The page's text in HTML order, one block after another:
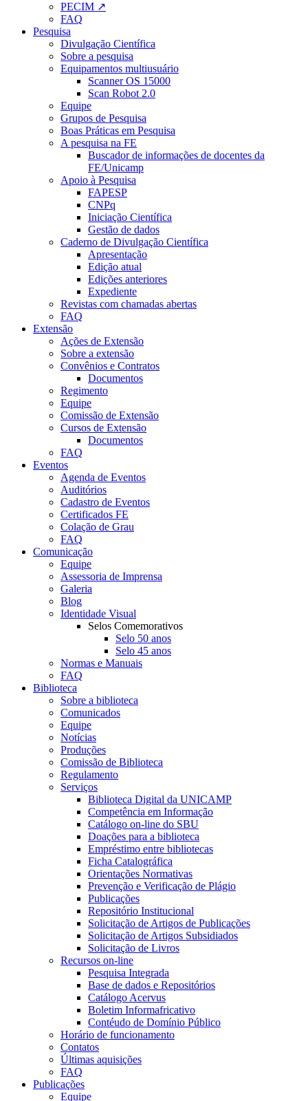
PECIM ↗
FAQ
Pesquisa
Divulgação Científica
Sobre a pesquisa
Equipamentos multiusuário
Scanner OS 15000
Scan Robot 2.0
Equipe
Grupos de Pesquisa
Boas Práticas em Pesquisa
A pesquisa na FE
Buscador de informações de docentes da
FE/Unicamp
Apoio à Pesquisa
FAPESP
CNPq
Iniciação Científica
Gestão de dados
Caderno de Divulgação Científica
Apresentação
Edição atual
Edições anteriores
Expediente
Revistas com chamadas abertas
FAQ
Extensão
Ações de Extensão
Sobre a extensão
Convênios e Contratos
Documentos
Regimento
Equipe
Comissão de Extensão
Cursos de Extensão
Documentos
FAQ
Eventos
Agenda de Eventos
Auditórios
Cadastro de Eventos
Certificados FE
Colação de Grau
FAQ
Comunicação
Equipe
Assessoria de Imprensa
Galeria
Blog
Identidade Visual
Selos Comemorativos
Selo 50 anos
Selo 45 anos
Normas e Manuais
FAQ
Biblioteca
Sobre a biblioteca
Comunicados
Equipe
Notícias
Produções
Comissão de Biblioteca
Regulamento
Serviços
Biblioteca Digital da UNICAMP
Competência em Informação
Catálogo on-line do SBU
Doações para a biblioteca
Empréstimo entre bibliotecas
Ficha Catalográfica
Orientações Normativas
Prevenção e Verificação de Plágio
Publicações
Repositório Institucional
Solicitação de Artigos de Publicações
Solicitação de Artigos Subsidiados
Solicitação de Livros
Recursos on-line
Pesquisa Integrada
Base de dados e Repositórios
Catálogo Acervus
Boletim Informafricativo
Contéudo de Domínio Público
Horário de funcionamento
Contatos
Últimas aquisições
FAQ
Publicações
Equipe